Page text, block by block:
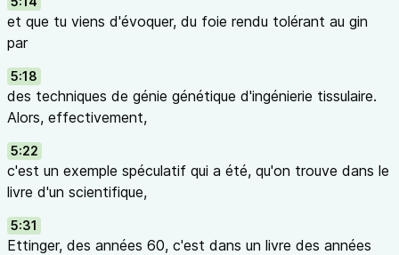
et que tu viens d'évoquer, du foie rendu tolérant au gin
par
5:18
des techniques de génie génétique d'ingénierie tissulaire.
Alors, effectivement,
5:22
c'est un exemple spéculatif qui a été, qu'on trouve dans le
livre d'un scientifique,
5:31
Ettinger, des années 60, c'est dans un livre des années